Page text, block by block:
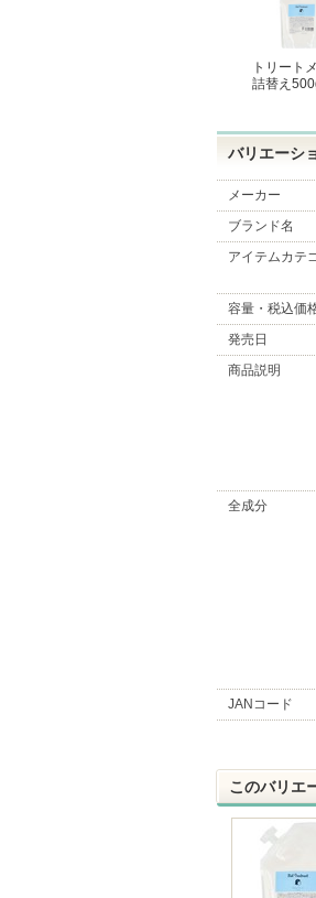
トリート
詰替え
バリエーシ
メーカー
ブランド名
アイテムカテ
容量・税込価
発売日
商品説明
全成分
JANコード
このバリエ